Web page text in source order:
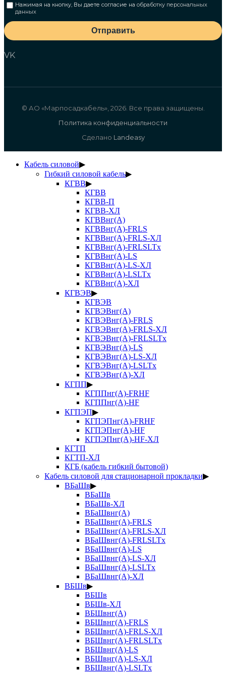
Нажимая на кнопку, Вы даете согласие наобработку персональных
данных
Отправить
VK
© АО «Марпосадкабель», 2026. Все права защищены.
Политика конфиденциальности
Сделано Landeasy
Кабель силовой▶
Гибкий силовой кабель▶
КГВВ▶
КГВВ
КГВВ-П
КГВВ-ХЛ
КГВВнг(А)
КГВВнг(А)-FRLS
КГВВнг(А)-FRLS-ХЛ
КГВВнг(А)-FRLSLTx
КГВВнг(А)-LS
КГВВнг(А)-LS-ХЛ
КГВВнг(А)-LSLTx
КГВВнг(А)-ХЛ
КГВЭВ▶
КГВЭВ
КГВЭВнг(А)
КГВЭВнг(А)-FRLS
КГВЭВнг(А)-FRLS-ХЛ
КГВЭВнг(А)-FRLSLTx
КГВЭВнг(А)-LS
КГВЭВнг(А)-LS-ХЛ
КГВЭВнг(А)-LSLTx
КГВЭВнг(А)-ХЛ
КГПП▶
КГППнг(А)-FRHF
КГППнг(А)-HF
КГПЭП▶
КГПЭПнг(А)-FRHF
КГПЭПнг(А)-HF
КГПЭПнг(А)-HF-ХЛ
КГТП
КГТП-ХЛ
КГБ (кабель гибкий бытовой)
Кабель силовой для стационарной прокладки▶
ВБаШв▶
ВБаШв
ВБаШв-ХЛ
ВБаШвнг(А)
ВБаШвнг(А)-FRLS
ВБаШвнг(А)-FRLS-ХЛ
ВБаШвнг(А)-FRLSLTx
ВБаШвнг(А)-LS
ВБаШвнг(А)-LS-ХЛ
ВБаШвнг(А)-LSLTx
ВБаШвнг(А)-ХЛ
ВБШв▶
ВБШв
ВБШв-ХЛ
ВБШвнг(А)
ВБШвнг(А)-FRLS
ВБШвнг(А)-FRLS-ХЛ
ВБШвнг(А)-FRLSLTx
ВБШвнг(А)-LS
ВБШвнг(А)-LS-ХЛ
ВБШвнг(А)-LSLTx